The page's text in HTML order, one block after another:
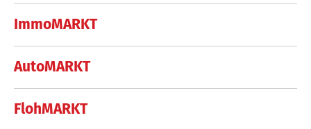
ImmoMARKT
AutoMARKT
FlohMARKT